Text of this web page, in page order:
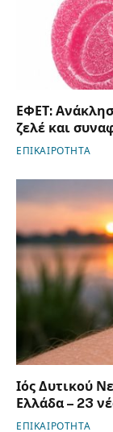
ΕΦΕΤ:
ζελέ και
ΕΠΙΚΑΙΡΟΤΗΤΑ
Ιός Δυτικού
Ελλάδα – 23
ΕΠΙΚΑΙΡΟΤΗΤΑ